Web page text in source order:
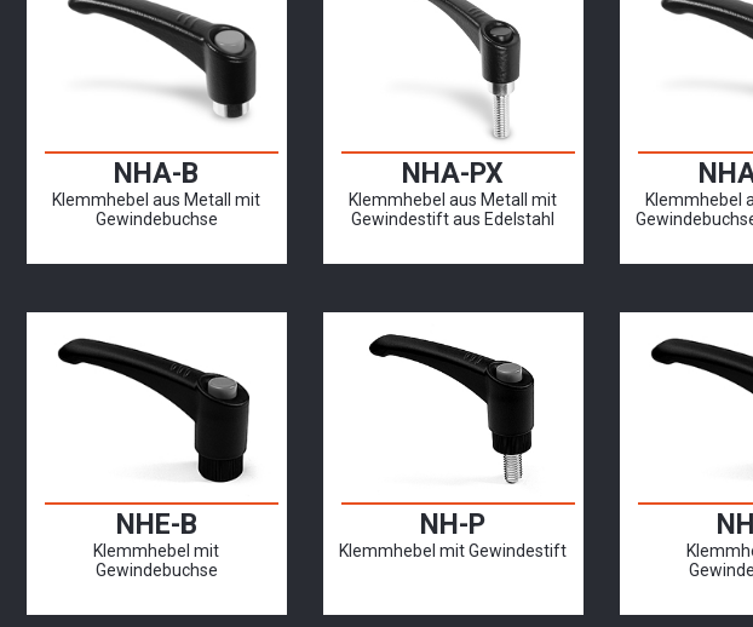
NHA-B
Klemmhebel aus Metall mit
Gewindebuchse
NHA-PX
Klemmhebel aus Metall mit
Gewindestift aus Edelstahl
Klemmhebel
NHE-B
Klemmhebel mit
Gewindebuchse
NH-P
Klemmhebel mit Gewindestift